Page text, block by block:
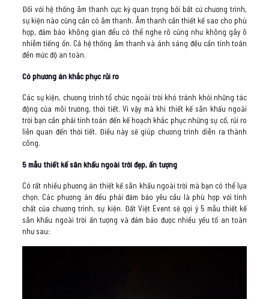
Đối với hệ thống âm thanh cực kỳ quan trọng bởi bất cứ chương trình,
sự kiện nào cũng cần có âm thanh. Âm thanh cần thiết kế sao cho phù
hợp, đảm bảo không gian đểu có thể nghe rõ cũng như không gây ô
nhiễm tiếng ồn. Cả hệ thống âm thanh và ánh sáng đều cần tính toán
đền mức độ an toàn.
Có phương án khắc phục rủi ro
Các sự kiện, chương trình tổ chức ngoài trời khó tránh khỏi những tác
động của môi trường, thời tiết. Vì vậy mà khi thiết kế sân khấu ngoài
trời bạn cần phải tính toán đến kế hoạch khắc phục những sự cố, rủi ro
liên quan đến thời tiết. Điều này sẽ giúp chương trình diễn ra thành
công.
5 mẫu thiết kế sân khấu ngoài trời đẹp, ấn tượng
Có rất nhiều phương án thiết kế sân khấu ngoài trời mà bạn có thể lựa
chọn. Các phương án đều phải đảm bảo yêu cầu là phù hợp với tính
chất của chương trình, sự kiện. Đất Việt Event sẽ gợi ý 5 mẫu thiết kế
sân khấu ngoài trời ấn tượng và đảm bảo được nhiều yếu tố an toàn
như sau: